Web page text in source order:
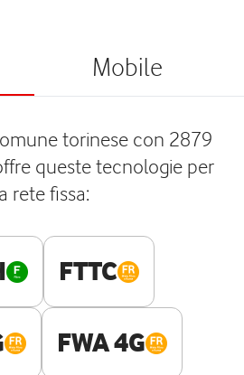
Mobile
torinese con 2879
queste tecnologie per
rete fissa:
FTTC
FWA 4G